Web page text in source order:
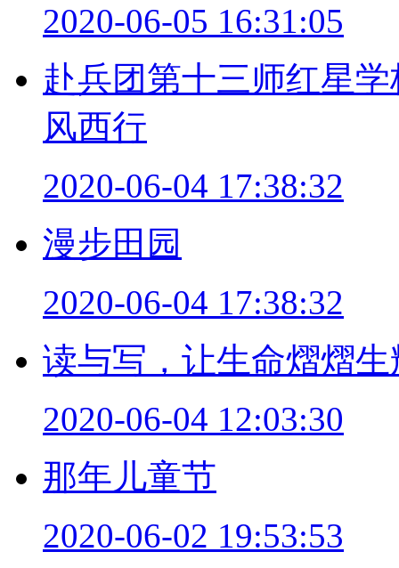
2020-06-05 16:31:05
赴兵团第十三师红星
风西行
2020-06-04 17:38:32
漫步田园
2020-06-04 17:38:32
读与写，让生命熠熠生
2020-06-04 12:03:30
那年儿童节
2020-06-02 19:53:53